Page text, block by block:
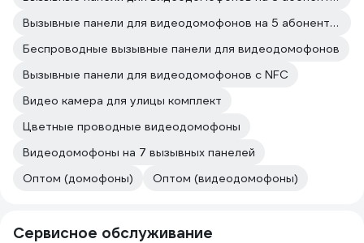
Вызывные панели для видеодомофонов на 5 абонентов
Беспроводные вызывные панели для видеодомофонов
Вызывные панели для видеодомофонов с NFC
Видео камера для улицы комплект
Цветные проводные видеодомофоны
Видеодомофоны на 7 вызывных панелей
Оптом (домофоны)
Оптом (видеодомофоны)
Сервисное обслуживание